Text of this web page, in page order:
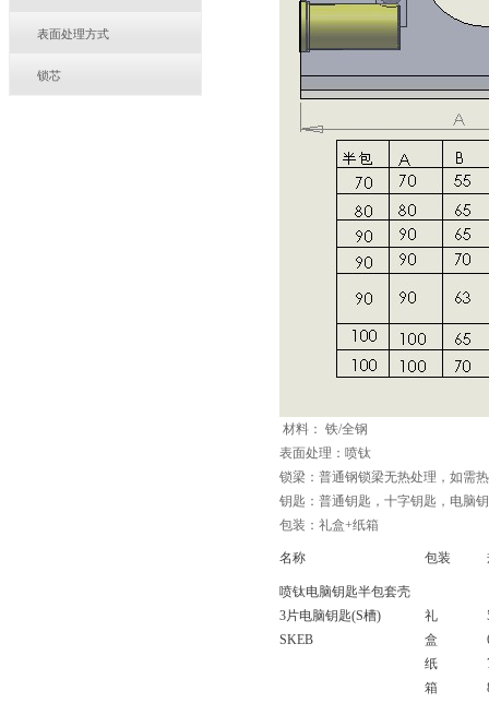
表面处理方式
锁芯
材料： 铁/全钢
表面处理：喷钛
锁梁：普通钢锁梁无热处理，如需
钥匙：普通钥匙，十字钥匙，电脑
包装：礼盒+纸箱
名称 包装
喷钛电脑钥匙半包套壳
3片电脑钥匙(S槽)
礼
SKEB
盒
纸
箱